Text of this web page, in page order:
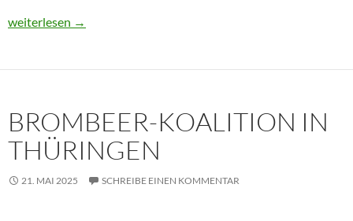
Usbekistan 2025: Unterwegs in einem Land im Aufbruch
weiterlesen →
BROMBEER-KOALITION IN
THÜRINGEN
21. MAI 2025 SCHREIBE EINEN KOMMENTAR